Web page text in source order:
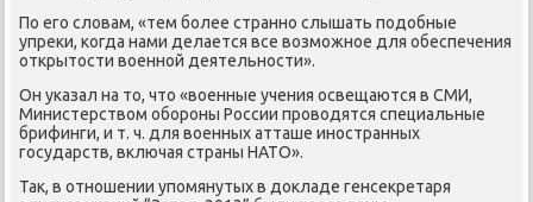
По его словам, «тем более странно слышать подобные
упреки, когда нами делается все возможное для обеспечения
открытости военной деятельности».
Он указал на то, что «военные учения освещаются в СМИ,
Министерством обороны России проводятся специальные
брифинги, и т. ч. для военных атташе иностранных
государств, включая страны НАТО».
Так, в отношении упомянутых в докладе генсекретаря